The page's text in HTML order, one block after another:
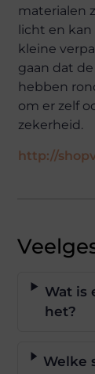
materialen
licht en kan
kleine
gaan dat
hebben
om er zelf
zekerheid.
http://
Wat is
het?
Welke